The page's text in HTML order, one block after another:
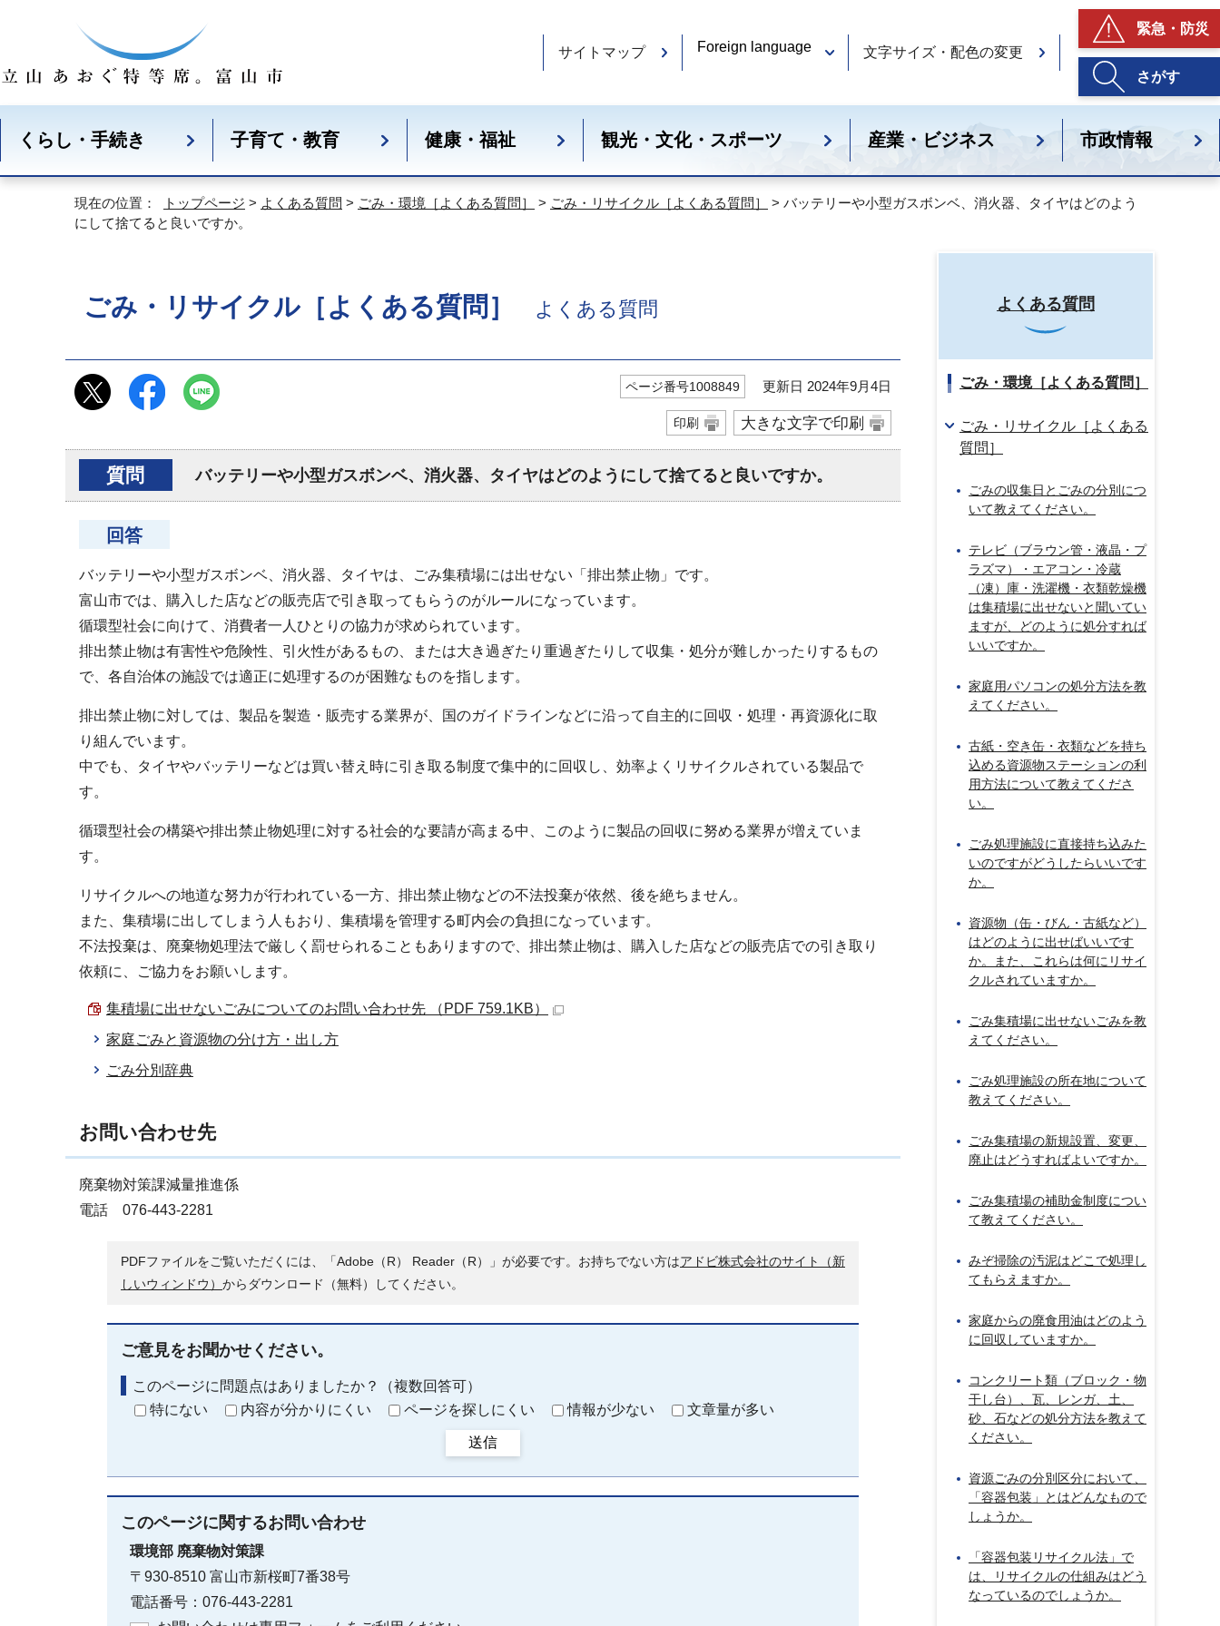
サイトマップ Foreign language 文字サイズ・配色の変更
緊急・防災
さがす
くらし・手続き 子育て・教育 健康・福祉 観光・文化・スポーツ 産業・ビジネス 市政情報
現在の位置： トップページ > よくある質問 > ごみ・環境［よくある質問］ > ごみ・リサイクル［よくある質問］
> バッテリーや小型ガスボンベ、消火器、タイヤはどのよう
にして捨てると良いですか。
ごみ・リサイクル［よくある質問］ よくある質問
ページ番号1008849 更新日 2024年9月4日
印刷 大きな文字で印刷
質問 バッテリーや小型ガスボンベ、消火器、タイヤはどのようにして捨てると良いですか。
回答
バッテリーや小型ガスボンベ、消火器、タイヤは、ごみ集積場には出せない「排出禁止物」です。
富山市では、購入した店などの販売店で引き取ってもらうのがルールになっています。
循環型社会に向けて、消費者一人ひとりの協力が求められています。
排出禁止物は有害性や危険性、引火性があるもの、または大き過ぎたり重過ぎたりして収集・処分が難しかったりするもの
で、各自治体の施設では適正に処理するのが困難なものを指します。
排出禁止物に対しては、製品を製造・販売する業界が、国のガイドラインなどに沿って自主的に回収・処理・再資源化に取
り組んでいます。
中でも、タイヤやバッテリーなどは買い替え時に引き取る制度で集中的に回収し、効率よくリサイクルされている製品で
す。
循環型社会の構築や排出禁止物処理に対する社会的な要請が高まる中、このように製品の回収に努める業界が増えていま
す。
リサイクルへの地道な努力が行われている一方、排出禁止物などの不法投棄が依然、後を絶ちません。
また、集積場に出してしまう人もおり、集積場を管理する町内会の負担になっています。
不法投棄は、廃棄物処理法で厳しく罰せられることもありますので、排出禁止物は、購入した店などの販売店での引き取り
依頼に、ご協力をお願いします。
集積場に出せないごみについてのお問い合わせ先 （PDF 759.1KB）
家庭ごみと資源物の分け方・出し方
ごみ分別辞典
お問い合わせ先
廃棄物対策課減量推進係
電話 076-443-2281
PDFファイルをご覧いただくには、「Adobe（R） Reader（R）」が必要です。お持ちでない方はアドビ株式会社のサイト（新
しいウィンドウ） からダウンロード（無料）してください。
ご意見をお聞かせください。
このページに問題点はありましたか？（複数回答可）
特にない
内容が分かりにくい ページを探しにくい 情報が少ない 文章量が多い
送信
このページに関するお問い合わせ
環境部 廃棄物対策課
〒930-8510 富山市新桜町7番38号
電話番号：076-443-2281
よくある質問
ごみ・環境［よくある質問］
ごみ・リサイクル［よくある
質問］
ごみの収集日とごみの分別につ
いて教えてください。
テレビ（ブラウン管・液晶・プ
ラズマ）・エアコン・冷蔵
（凍）庫・洗濯機・衣類乾燥機
は集積場に出せないと聞いてい
ますが、どのように処分すれば
いいですか。
家庭用パソコンの処分方法を教
えてください。
古紙・空き缶・衣類などを持ち
込める資源物ステーションの利
用方法について教えてくださ
い。
ごみ処理施設に直接持ち込みた
いのですがどうしたらいいです
か。
資源物（缶・びん・古紙など）
はどのように出せばいいです
か。また、これらは何にリサイ
クルされていますか。
ごみ集積場に出せないごみを教
えてください。
ごみ処理施設の所在地について
教えてください。
ごみ集積場の新規設置、変更、
廃止はどうすればよいですか。
ごみ集積場の補助金制度につい
て教えてください。
みぞ掃除の汚泥はどこで処理し
てもらえますか。
家庭からの廃食用油はどのよう
に回収していますか。
コンクリート類（ブロック・物
干し台）、瓦、レンガ、土、
砂、石などの処分方法を教えて
ください。
資源ごみの分別区分において、
「容器包装」とはどんなもので
しょうか。
「容器包装リサイクル法」で
は、リサイクルの仕組みはどう
なっているのでしょうか。